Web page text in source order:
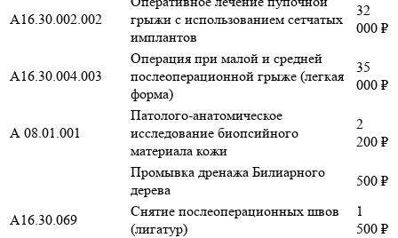
А16.30.002.002
грыжи с использованием сетчатых
имплантов
32
000 ₽
А16.30.004.003
Операция при малой и средней
послеоперационной грыже (легкая
форма)
35
000 ₽
А 08.01.001
Патолого-анатомическое
исследование биопсийного
материала кожи
2
200 ₽
Промывка дренажа Билиарного
дерева
500 ₽
А16.30.069
Снятие послеоперационных швов
(лигатур)
1
500 ₽